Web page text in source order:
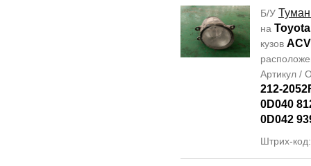
Б/У
на
кузов
Артикул /
212-
0D040
0D042
Штрих-